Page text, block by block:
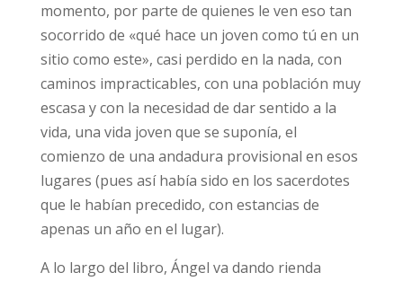
momento, por parte de quienes le ven eso tan
socorrido de «qué hace un joven como tú en un
sitio como este», casi perdido en la nada, con
caminos impracticables, con una población muy
escasa y con la necesidad de dar sentido a la
vida, una vida joven que se suponía, el
comienzo de una andadura provisional en esos
lugares (pues así había sido en los sacerdotes
que le habían precedido, con estancias de
apenas un año en el lugar).
A lo largo del libro, Ángel va dando rienda